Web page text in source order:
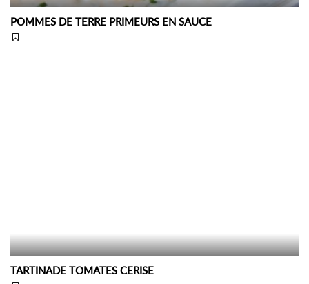
POMMES DE TERRE PRIMEURS EN SAUCE
TARTINADE TOMATES CERISE